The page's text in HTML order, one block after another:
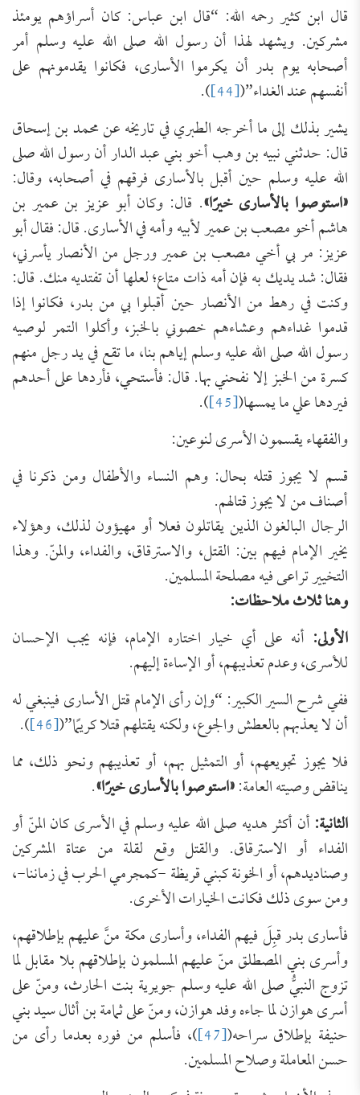
قال ابن كثير رحمه الله: “قال ابن عباس: كان أسراؤهم يومئذ
مشركين. ويشهد لهذا أن رسول الله صلى الله عليه وسلم أمر
أصحابه يوم بدر أن يكرموا الأسارى، فكانوا يقدمونهم على
أنفسهم عند الغداء”([44]
).
يشير بذلك إلى ما أخرجه الطبري في تاريخه عن محمد بن إسحاق
قال: حدثني نبيه بن وهب أخو بني عبد الدار أن رسول الله صلى
الله عليه وسلم حين أقبل بالأسارى فرقهم في أصحابه، وقال:
«استوصوا بالأسارى خيرًا». قال: وكان أبو عزيز بن عمير بن
هاشم أخو مصعب بن عمير لأبيه وأمه في الأسارى. قال: فقال أبو
عزيز: مر بي أخي مصعب بن عمير ورجل من الأنصار يأسرني،
فقال: شد يديك به فإن أمه ذات متاع؛ لعلها أن تفتديه منك. قال:
وكنت في رهط من الأنصار حين أقبلوا بي من بدر، فكانوا إذا
قدموا غداءهم وعشاءهم خصوني بالخبز، وأكلوا التمر لوصيه
رسول الله صلى الله عليه وسلم إياهم بنا، ما تقع في يد رجل منهم
كسرة من الخبز إلا نفحني بها. قال: فأستحي، فأردها على أحدهم
فيردها علي ما يمسها([45]
).
والفقهاء يقسمون الأسرى لنوعين:
قسم لا يجوز قتله بحال: وهم النساء والأطفال ومن ذكرنا في
أصناف من لا يجوز قتالهم.
الرجال البالغون الذين يقاتلون فعلا أو مهيؤون لذلك، وهؤلاء
يخير الإمام فيهم بين: القتل، والاسترقاق، والفداء، والمنّ. وهذا
التخيير تراعى فيه مصلحة المسلمين.
وهنا ثلاث ملاحظات:
الأولى: أنه على أي خيار اختاره الإمام، فإنه يجب الإحسان
للأسرى، وعدم تعذيبهم، أو الإساءة إليهم.
ففي شرح السير الكبير: “وإن رأى الإمام قتل الأسارى فينبغي له
أن لا يعذبهم بالعطش والجوع، ولكنه يقتلهم قتلا كريمًا”([46]
).
فلا يجوز تجويعهم، أو التمثيل بهم، أو تعذيبهم ونحو ذلك، مما
يناقض وصيته العامة:«استوصوا بالأسارى خيرًا».
الثانية:أن أكثر هديه صلى الله عليه وسلم في الأسرى كان المنّ أو
الفداء أو الاسترقاق. والقتل وقع لقلة من عتاة المشركين
وصناديدهم، أو الخونة كبني قريظة -كمجرمي الحرب في زماننا-،
ومن سوى ذلك فكانت الخيارات الأخرى.
فأسارى بدر قبِلَ فيهم الفداء، وأسارى مكة منَّ عليهم بإطلاقهم،
وأسرى بني المصطلق منّ عليهم المسلمون بإطلاقهم بلا مقابل لما
تزوج النبيُّ صلى الله عليه وسلم جويرية بنت الحارث، ومنّ على
أسرى هوازن لما جاءه وفد هوازن، ومنّ على ثمامة بن أثال سيد بني
حنيفة بإطلاق سراحه([47] )، فأسلم من فوره بعدما رأى من
حسن المعاملة وصلاح المسلمين.